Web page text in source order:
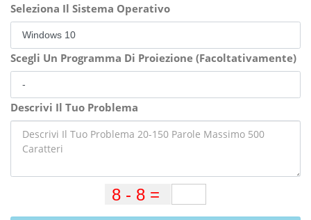
Seleziona Il Sistema Operativo
Scegli Un Programma Di Proiezione (Facoltativamente)
Descrivi Il Tuo Problema